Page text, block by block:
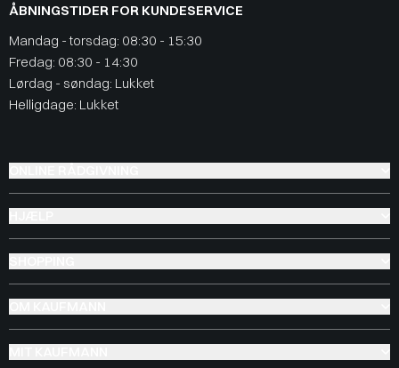
ÅBNINGSTIDER FOR KUNDESERVICE
Mandag - torsdag: 08:30 - 15:30
Fredag: 08:30 - 14:30
Lørdag - søndag: Lukket
Helligdage: Lukket